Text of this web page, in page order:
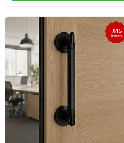
%15
İndirim